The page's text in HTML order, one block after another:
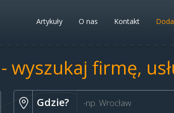
Artykuły O nas Kontakt
wyszukaj firmę,
Gdzie?